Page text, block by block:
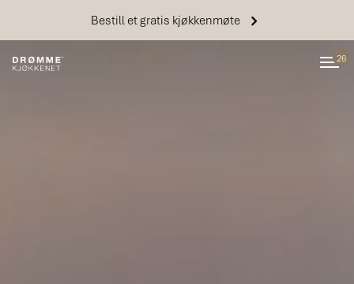
Bestill et gratis kjøkkenmøte
26